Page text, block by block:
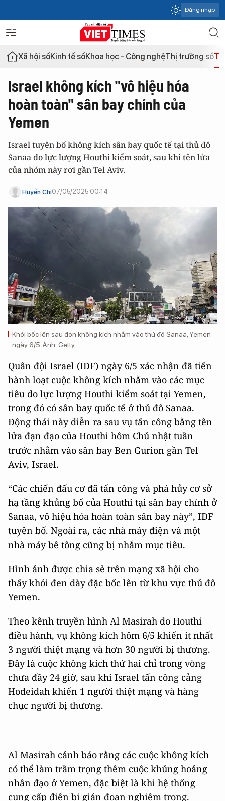
Đăng nhập
Xã hội sốKinh tế sốKhoa học - Công nghệThị trường số
Israel không kích "vô hiệu hóa
hoàn toàn" sân bay chính của
Yemen
Israel tuyên bố không kích sân bay quốc tế tại thủ đô
Sanaa do lực lượng Houthi kiểm soát, sau khi tên lửa
của nhóm này rơi gần Tel Aviv.
Huyền Chi07/05/2025 00:14
Khói bốc lên sau đòn không kích nhằm vào thủ đô Sanaa, Yemen
ngày 6/5. Ảnh: Getty.
Quân đội Israel (IDF) ngày 6/5 xác nhận đã tiến
hành loạt cuộc không kích nhằm vào các mục
tiêu do lực lượng Houthi kiểm soát tại Yemen,
trong đó có sân bay quốc tế ở thủ đô Sanaa.
Động thái này diễn ra sau vụ tấn công bằng tên
lửa đạn đạo của Houthi hôm Chủ nhật tuần
trước nhằm vào sân bay Ben Gurion gần Tel
Aviv, Israel.
“Các chiến đấu cơ đã tấn công và phá hủy cơ sở
hạ tầng khủng bố của Houthi tại sân bay chính ở
Sanaa, vô hiệu hóa hoàn toàn sân bay này”, IDF
tuyên bố. Ngoài ra, các nhà máy điện và một
nhà máy bê tông cũng bị nhắm mục tiêu.
Hình ảnh được chia sẻ trên mạng xã hội cho
thấy khói đen dày đặc bốc lên từ khu vực thủ đô
Yemen.
Theo kênh truyền hình Al Masirah do Houthi
điều hành, vụ không kích hôm 6/5 khiến ít nhất
3 người thiệt mạng và hơn 30 người bị thương.
Đây là cuộc không kích thứ hai chỉ trong vòng
chưa đầy 24 giờ, sau khi Israel tấn công cảng
Hodeidah khiến 1 người thiệt mạng và hàng
chục người bị thương.
Al Masirah cảnh báo rằng các cuộc không kích
có thể làm trầm trọng thêm cuộc khủng hoảng
nhân đạo ở Yemen, đặc biệt là khi hệ thống
cung cấp điện bị gián đoạn nghiêm trọng.